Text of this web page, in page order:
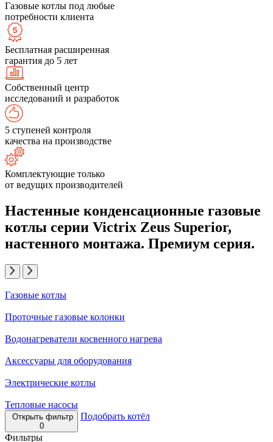
Газовые котлы под любые
потребности клиента
Бесплатная расширенная
гарантия до 5 лет
Собственный центр
исследований и разработок
5 ступеней контроля
качества на производстве
Комплектующие только
от ведущих производителей
Настенные конденсационные газовые
котлы серии Victrix Zeus Superior,
настенного монтажа. Премиум серия.
Газовые котлы
Проточные газовые колонки
Водонагреватели косвенного нагрева
Аксессуары для оборудования
Электрические котлы
Тепловые насосы
Открыть фильтр
0
Подобрать котёл
Фильтры